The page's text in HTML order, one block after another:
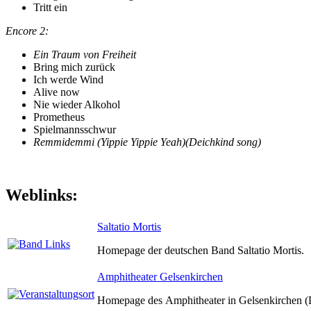
Tritt ein
Encore 2:
Ein Traum von Freiheit
Bring mich zurück
Ich werde Wind
Alive now
Nie wieder Alkohol
Prometheus
Spielmannsschwur
Remmidemmi (Yippie Yippie Yeah)(Deichkind song)
Weblinks:
Saltatio Mortis
Homepage der deutschen Band Saltatio Mortis.
Amphitheater Gelsenkirchen
Homepage des Amphitheater in Gelsenkirchen